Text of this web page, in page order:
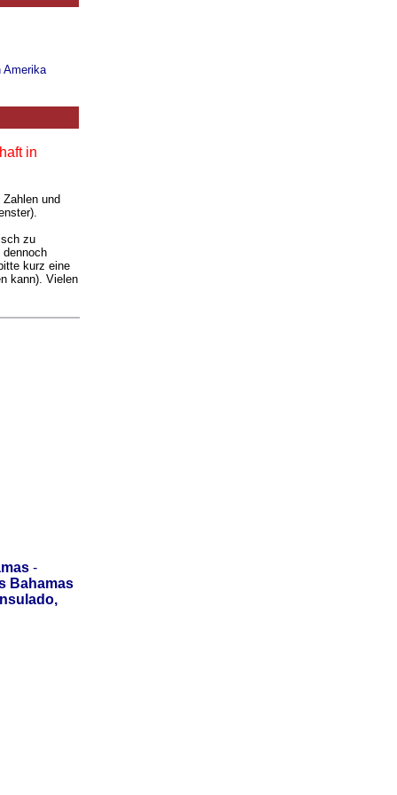
Amerika
in
Zahlen und
zu
kurz eine
kann). Vielen
-
Bahamas